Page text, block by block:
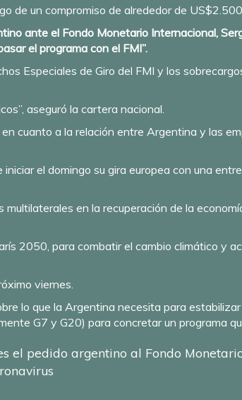
de un compromiso de alrededor de US$2.500
ante el Fondo Monetario Internacional,
el programa con el FMI”.
Especiales de Giro del FMI y los
aseguró la cartera nacional.
cuanto a la relación entre Argentina y las
el domingo su gira europea con una
en la recuperación de la
2050, para combatir el cambio climático y
viernes.
lo que la Argentina necesita para
G7 y G20) para concretar un programa
el pedido argentino al Fondo